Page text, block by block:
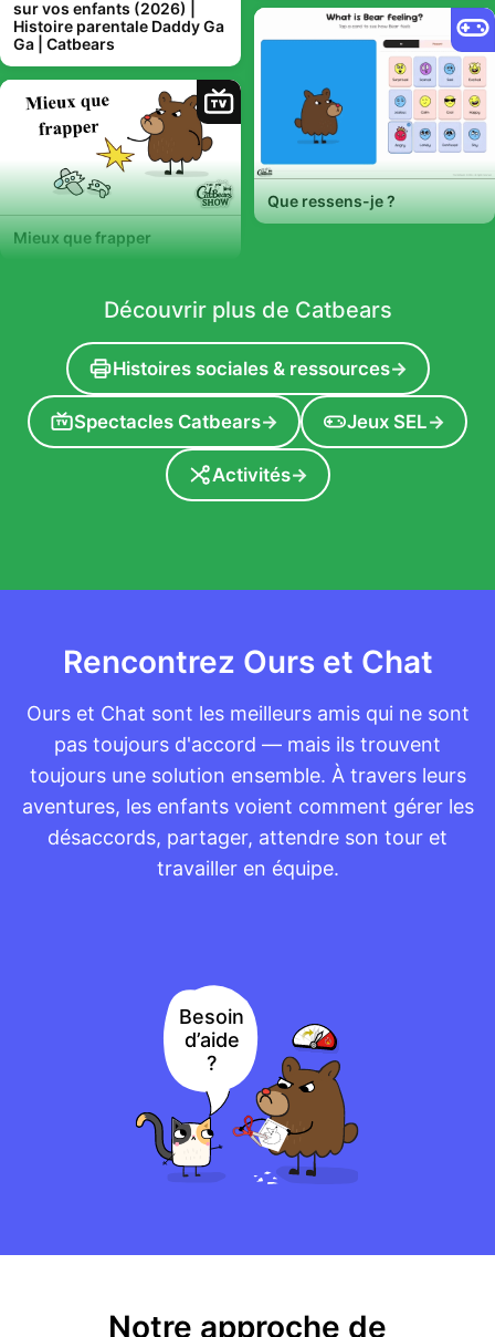
sur vos enfants (2026) |
Histoire parentale Daddy Ga
Ga | Catbears
TV
Mieux que frapper
Que ressens-je ?
Découvrir plus de Catbears
Histoires sociales & ressources→
TV Spectacles Catbears→ Jeux SEL→
Activités→
Rencontrez Ours et Chat
Ours et Chat sont les meilleurs amis qui ne sont
pas toujours d'accord — mais ils trouvent
toujours une solution ensemble. À travers leurs
aventures, les enfants voient comment gérer les
désaccords, partager, attendre son tour et
travailler en équipe.
Besoin
d’aide
?
Notre approche de